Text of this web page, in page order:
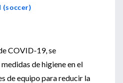
COVID-19, se
de higiene en el
de equipo para reducir la